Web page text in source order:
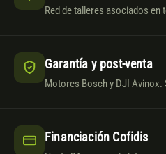
Red de talleres asociados en
Garantía y post-venta
Motores Bosch y DJI Avinox.
Financiación Cofidis